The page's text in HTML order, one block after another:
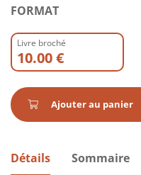
FORMAT
Livre broché
10.00 €
Ajouter au panier
Détails Sommaire